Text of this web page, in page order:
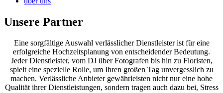
Unsere Partner
Eine sorgfältige Auswahl verlässlicher Dienstleister ist für eine
erfolgreiche Hochzeitsplanung von entscheidender Bedeutung.
Jeder Dienstleister, vom DJ über Fotografen bis hin zu Floristen,
spielt eine spezielle Rolle, um Ihren großen Tag unvergesslich zu
machen. Verlässliche Anbieter gewährleisten nicht nur eine hohe
Qualität ihrer Dienstleistungen, sondern tragen auch dazu bei, Stress